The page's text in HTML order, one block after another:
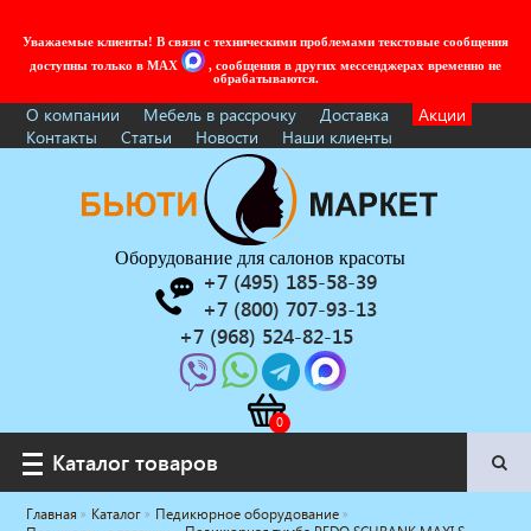
Уважаемые клиенты! В связи с техническими проблемами текстовые сообщения
доступны только в MAX
, сообщения в других мессенджерах временно не
обрабатываются.
О компании Мебель в рассрочку Доставка
Акции
Контакты
Статьи Новости Наши клиенты
Оборудование для салонов красоты
+7 (495) 185-58-39
+7 (800) 707-93-13
+7 (968) 524-82-15
Каталог товаров
Каталог товаров
Главная Каталог
Педикюрное оборудование